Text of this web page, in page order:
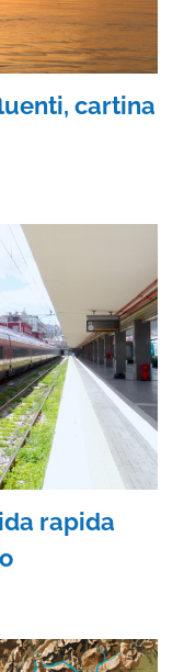
cartina
rapida